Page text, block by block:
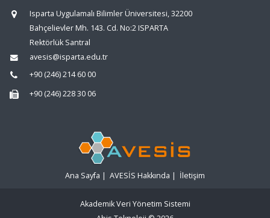
Isparta Uygulamalı Bilimler Üniversitesi, 32200
Bahçelievler Mh. 143. Cd. No:2 ISPARTA
Rektörlük Santral
avesis@isparta.edu.tr
+90 (246) 214 60 00
+90 (246) 228 30 06
Ana Sayfa | AVESİS Hakkında | İletişim
Akademik Veri Yönetim Sistemi